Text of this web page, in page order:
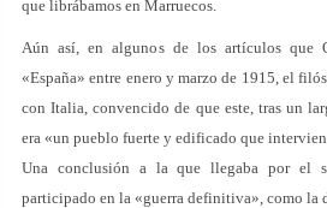
que librábamos en Marruecos.
Aún así, en algunos de los artículos que
«España» entre enero y marzo de 1915, el
con Italia, convencido de que este, tras un
era «un pueblo fuerte y edificado que
Una conclusión a la que llegaba por el
participado en la «guerra definitiva», como la